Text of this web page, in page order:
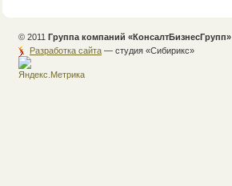
© 2011 Группа компаний «КонсалтБизнесГрупп»
Разработка сайта — студия «Cибирикс»